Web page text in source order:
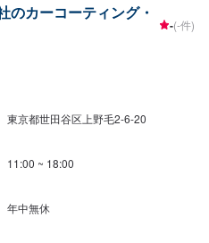
のカーコーティング・
-(-件)
東京都世田谷区上野毛2-6-20
11:00 ~ 18:00
年中無休